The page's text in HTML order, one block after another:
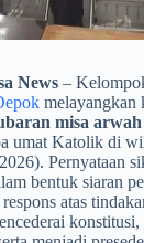
News –
melayangkan
misa
umat Katolik di
Pernyataan
bentuk siaran
atas
konstitusi,